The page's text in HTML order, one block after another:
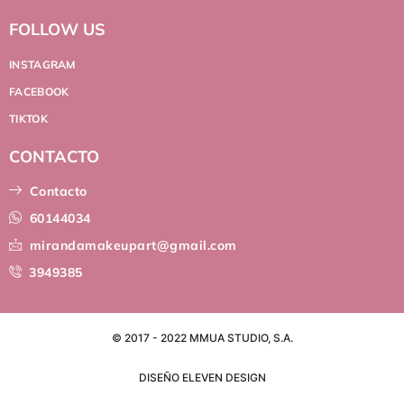
FOLLOW US
INSTAGRAM
FACEBOOK
TIKTOK
CONTACTO
Contacto
60144034
mirandamakeupart@gmail.com
3949385
© 2017 - 2022 MMUA STUDIO, S.A.
DISEÑO ELEVEN DESIGN